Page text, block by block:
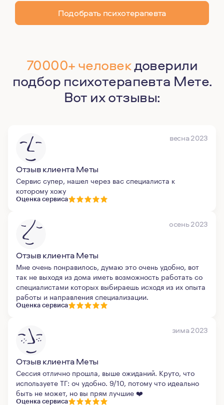
Подобрать психотерапевта
70000+ человекдоверили
подбор психотерапевта Мете.
Вот их отзывы:
весна 2023
Отзыв клиента Меты
Сервис супер, нашел через вас специалиста к
которому хожу
Оценка сервиса
осень 2023
Отзыв клиента Меты
Мне очень понравилось, думаю это очень удобно, вот
так не выходя из дома иметь возможность работать со
специалистами которых выбираешь исходя из их опыта
работы и направления специализации.
Оценка сервиса
зима 2023
Отзыв клиента Меты
Сессия отлично прошла, выше ожиданий. Круто, что
используете ТГ: оч удобно. 9/10, потому что идеально
быть не может, но вы прям лучшие ❤️
Оценка сервиса